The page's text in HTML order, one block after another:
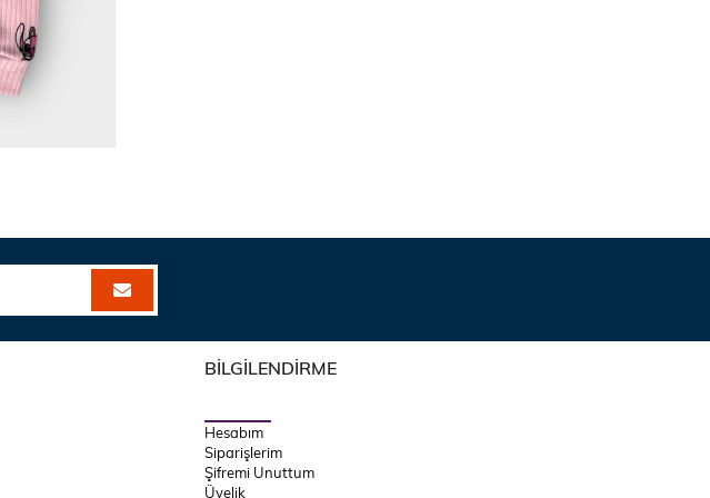
BİLGİLENDİRME
Hesabım
Siparişlerim
Şifremi Unuttum
Üyelik